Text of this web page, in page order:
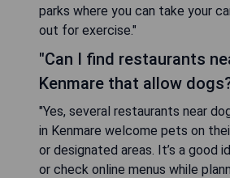
parks where you can take your
out for exercise."
"Can I find restaurants
Kenmare that allow
"Yes, several restaurants near
in Kenmare welcome pets on
or designated areas. It’s a good
or check online menus while